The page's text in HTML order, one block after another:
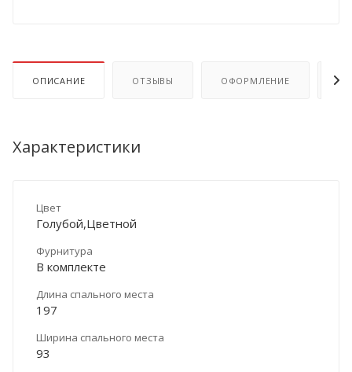
ОПИСАНИЕ ОТЗЫВЫ ОФОРМЛЕНИЕ
Характеристики
Цвет
Голубой,Цветной
Фурнитура
В комплекте
Длина спального места
197
Ширина спального места
93